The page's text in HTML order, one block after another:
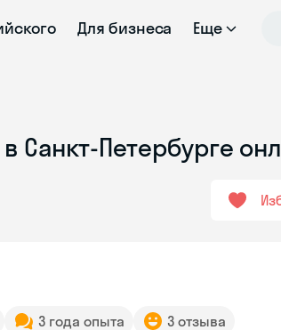
Для бизнеса Еще
Санкт-Петербурге
3 года опыта 3 отзыва